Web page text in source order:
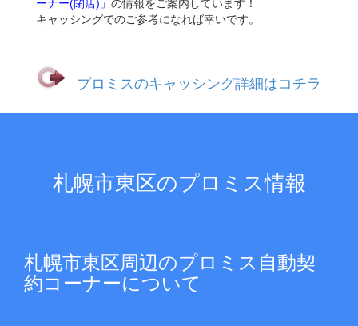
ーナー(閉店)」 の情報をご案内しています！
キャッシングでのご参考になれば幸いです。
プロミスのキャッシング詳細はコチラ
札幌市東区のプロミス情報
札幌市東区周辺のプロミス自動契
約コーナーについて